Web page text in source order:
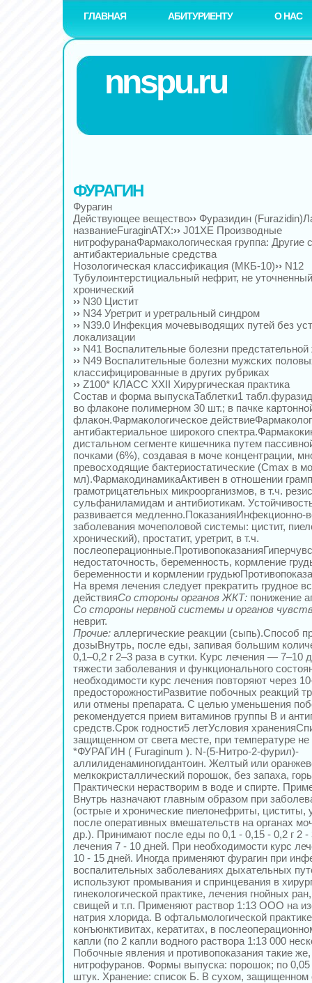
ГЛАВНАЯ АБИТУРИЕНТУ О НАС
nnspu.ru
ФУРАГИН
Фурагин
Действующее вещество›› Фуразидин
названиеFuraginАТХ:›› J01XE Производные
нитрофуранаФармакологическая группа: Другие
антибактериальные средства
Нозологическая классификация (МКБ-10)›› N12
Тубулоинтерстициальный нефрит, не
хронический
›› N30 Цистит
›› N34 Уретрит и уретральный синдром
›› N39.0 Инфекция мочевыводящих путей без
локализации
›› N41 Воспалительные болезни
›› N49 Воспалительные болезни мужских
классифицированные в других рубриках
›› Z100* КЛАСС XXII Хирургическая практика
Состав и форма выпускаТаблетки1
во флаконе полимерном 30 шт.; в пачке
флакон.Фармакологическое
антибактериальное широкого
дистальном сегменте кишечника путем
почками (6%), создавая в моче концентрации,
превосходящие бактериостатические (Cmax в
мл).ФармакодинамикаАктивен в отношении
грамотрицательных микроорганизмов, в т.ч.
сульфаниламидам и антибиотикам.
развивается медленно.ПоказанияИнфекционно-
заболевания мочеполовой системы: цистит,
хронический), простатит, уретрит, в т.ч.
недостаточность, беременность, кормление
беременности и кормлении
На время лечения следует прекратить грудное
действияСо стороны органов ЖКТ: понижение
Со стороны нервной системы и органов
неврит.
Прочие: аллергические реакции (сыпь).Способ
дозыВнутрь, после еды, запивая большим
0,1–0,2 г 2–3 раза в сутки. Курс лечения — 7–10
тяжести заболевания и функционального
необходимости курс лечения повторяют через
предосторожностиРазвитие побочных реакций
или отмены препарата. С целью уменьшения
рекомендуется прием витаминов группы В и
средств.Срок годности5 летУсловия
защищенном от света месте, при температуре
*ФУРАГИН ( Furaginum ). N-(5-Нитро-2-фурил)-
аллилиденаминогидантоин. Желтый или
мелкокристаллический порошок, без запаха,
Практически нерастворим в воде и спирте.
Внутрь назначают главным образом при
(острые и хронические пиелонефриты, циститы,
после оперативных вмешательств на органах
др.). Принимают после еды по 0,1 - 0,15 - 0,2 г 2 -
лечения 7 - 10 дней. При необходимости курс
10 - 15 дней. Иногда применяют фурагин при
воспалительных заболеваниях дыхательных
используют промывания и спринцевания в
гинекологической практике, лечения гнойных
свищей и т.п. Применяют раствор 1:13 ООО на
натрия хлорида. В офтальмологической
конъюнктивитах, кератитах, в
капли (по 2 капли водного раствора 1:13 000
Побочные явления и противопоказания такие же,
нитрофуранов. Формы выпуска: порошок; по 0,05
штук. Хранение: список Б. В сухом, защищенном